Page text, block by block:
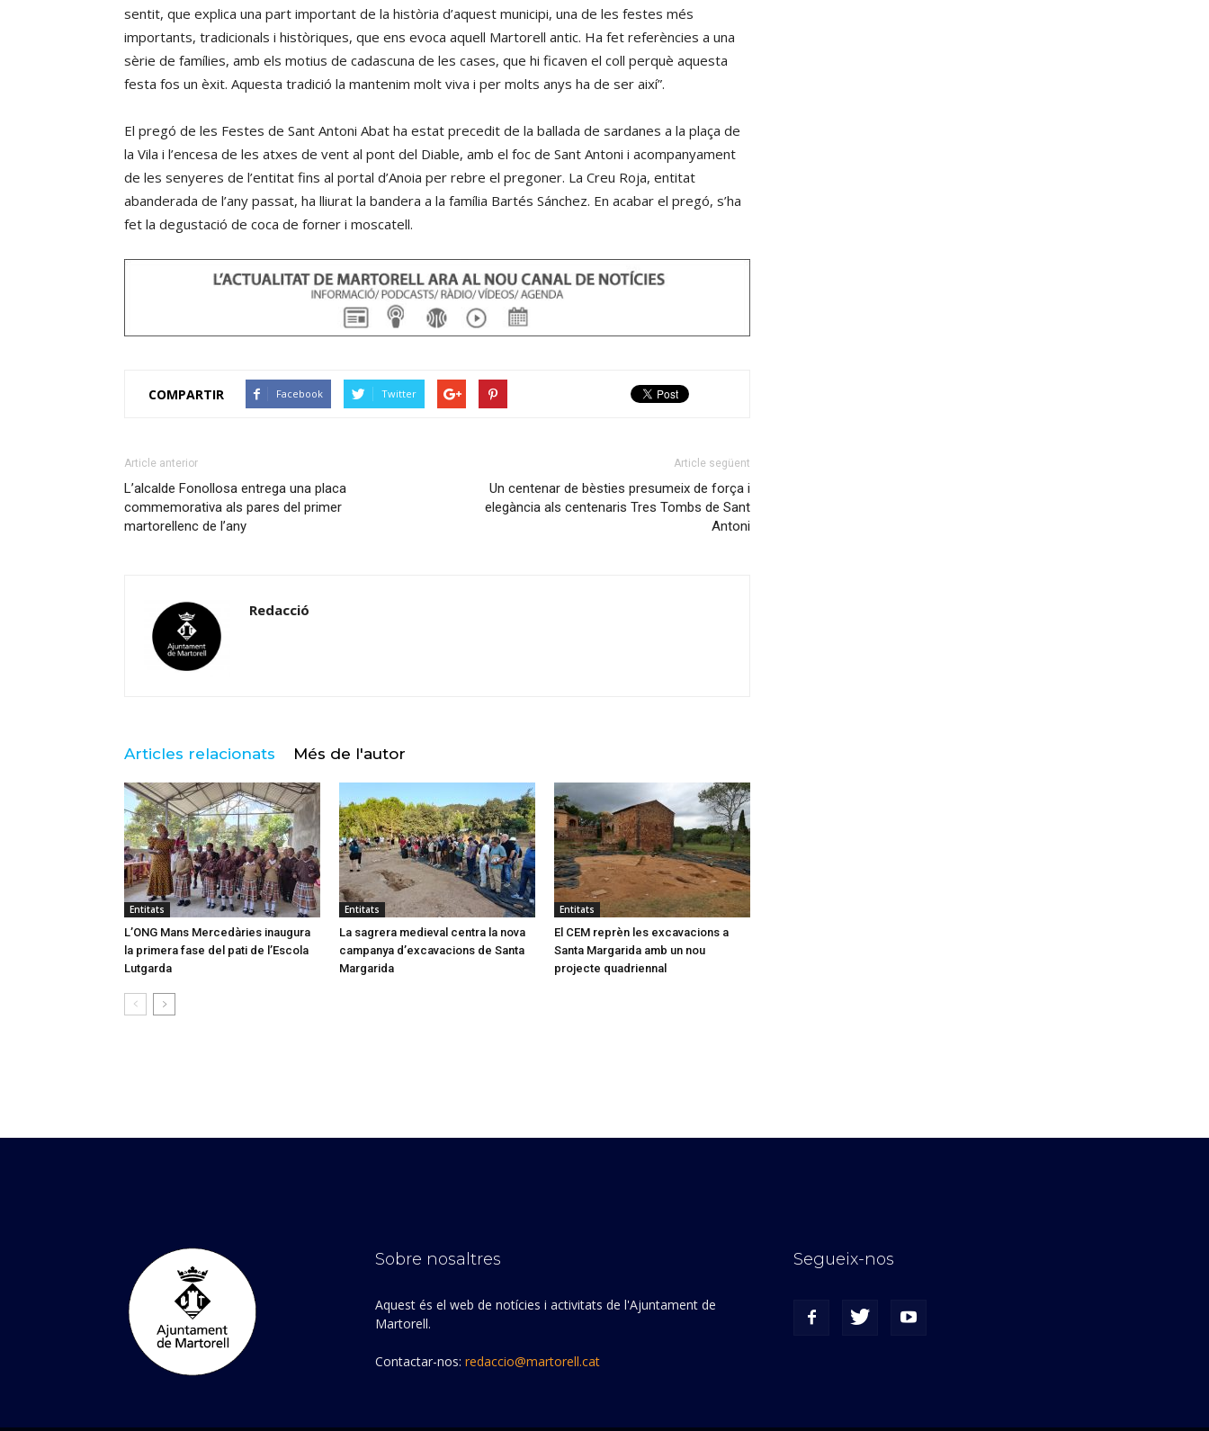
sentit, que explica una part important de la història d’aquest municipi, una de les festes més
importants, tradicionals i històriques, que ens evoca aquell Martorell antic. Ha fet referències a una
sèrie de famílies, amb els motius de cadascuna de les cases, que hi ficaven el coll perquè aquesta
festa fos un èxit. Aquesta tradició la mantenim molt viva i per molts anys ha de ser així”.
El pregó de les Festes de Sant Antoni Abat ha estat precedit de la ballada de sardanes a la plaça de
la Vila i l’encesa de les atxes de vent al pont del Diable, amb el foc de Sant Antoni i acompanyament
de les senyeres de l’entitat fins al portal d’Anoia per rebre el pregoner. La Creu Roja, entitat
abanderada de l’any passat, ha lliurat la bandera a la família Bartés Sánchez. En acabar el pregó, s’ha
fet la degustació de coca de forner i moscatell.
COMPARTIR Facebook Twitter
Article anterior
L’alcalde Fonollosa entrega una placa
commemorativa als pares del primer
martorellenc de l’any
Article següent
Un centenar de bèsties presumeix de força i
elegància als centenaris Tres Tombs de Sant
Antoni
Redacció
Articles relacionats Més de l'autor
Entitats
L’ONG Mans Mercedàries inaugura
la primera fase del pati de l’Escola
Lutgarda
Entitats
La sagrera medieval centra la nova
campanya d’excavacions de Santa
Margarida
Entitats
El CEM reprèn les excavacions a
Santa Margarida amb un nou
projecte quadriennal
Sobre nosaltres
Aquest és el web de notícies i activitats de l'Ajuntament de
Martorell.
Contactar-nos: redaccio@martorell.cat
Segueix-nos